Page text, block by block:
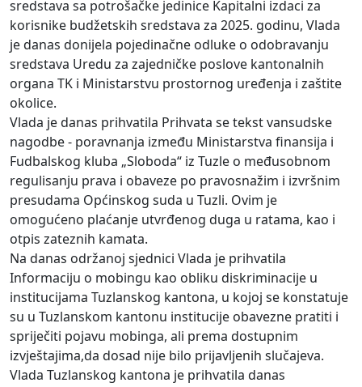
sredstava sa potrošačke jedinice Kapitalni izdaci za
korisnike budžetskih sredstava za 2025. godinu, Vlada
je danas donijela pojedinačne odluke o odobravanju
sredstava Uredu za zajedničke poslove kantonalnih
organa TK i Ministarstvu prostornog uređenja i zaštite
okolice.
Vlada je danas prihvatila Prihvata se tekst vansudske
nagodbe - poravnanja između Ministarstva finansija i
Fudbalskog kluba „Sloboda“ iz Tuzle o međusobnom
regulisanju prava i obaveze po pravosnažim i izvršnim
presudama Općinskog suda u Tuzli. Ovim je
omogućeno plaćanje utvrđenog duga u ratama, kao i
otpis zateznih kamata.
Na danas održanoj sjednici Vlada je prihvatila
Informaciju o mobingu kao obliku diskriminacije u
institucijama Tuzlanskog kantona, u kojoj se konstatuje
su u Tuzlanskom kantonu institucije obavezne pratiti i
spriječiti pojavu mobinga, ali prema dostupnim
izvještajima,da dosad nije bilo prijavljenih slučajeva.
Vlada Tuzlanskog kantona je prihvatila danas